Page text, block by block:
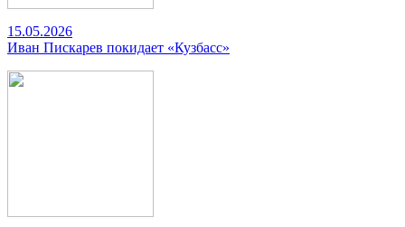
15.05.2026
Иван Пискарев покидает «Кузбасс»